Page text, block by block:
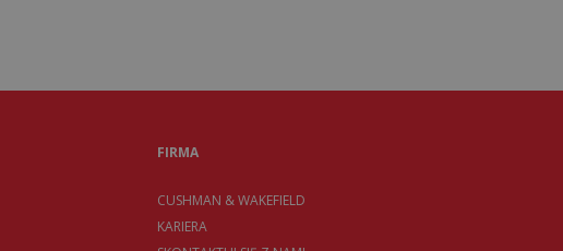
FIRMA
CUSHMAN & WAKEFIELD
KARIERA